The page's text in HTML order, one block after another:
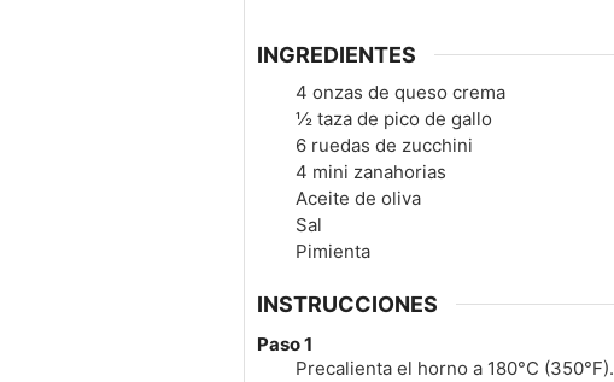
INGREDIENTES
4 onzas de queso crema
½ taza de pico de gallo
6 ruedas de zucchini
4 mini zanahorias
Aceite de oliva
Sal
Pimienta
INSTRUCCIONES
Paso 1
Precalienta el horno a 180°C (350°F).